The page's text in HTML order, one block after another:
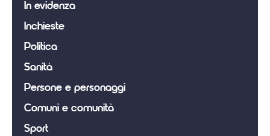
In evidenza
Inchieste
Politica
Sanità
Persone e personaggi
Comuni e comunità
Sport